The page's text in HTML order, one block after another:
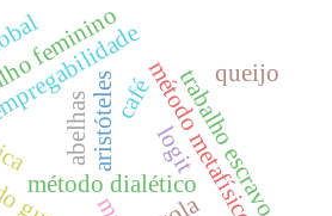
abelhas
método dialéticométodo metafísico
aristóteles
feminino
logit
trabalho escravo
queijo
café